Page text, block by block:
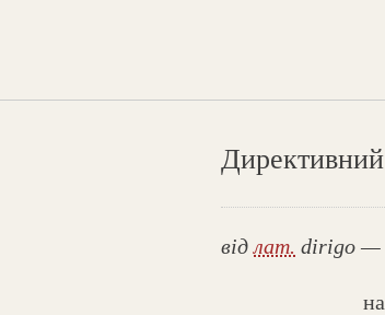
Директивний
відлат. dirigo —